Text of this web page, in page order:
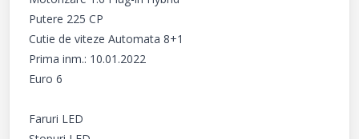
Putere 225 CP
Cutie de viteze Automata 8+1
Prima inm.: 10.01.2022
Euro 6
Faruri LED